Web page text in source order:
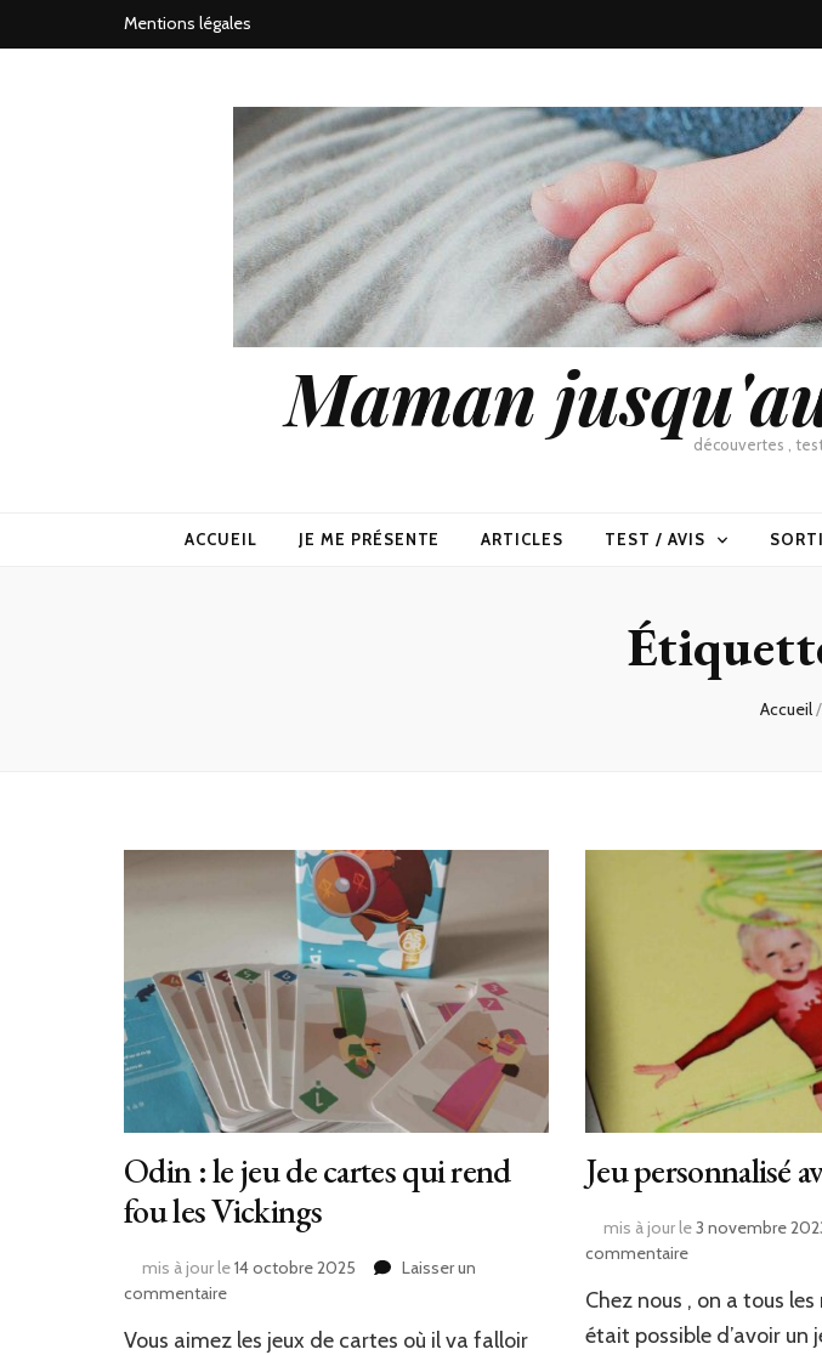
Mentions légales
Maman découvertes ,
ACCUEIL JE ME PRÉSENTE ARTICLES TEST / AVIS
Accueil/
Odin : le jeu de cartes qui rend
fou les Vickings
mis à jour le14 octobre 2025
Laisser un
commentairesur
:
Vous aimez les jeux de cartes où il va falloir
Jeu personnalisé
mis à jour le3 novembre
commentairesur
personnalisé
avec
Chez nous , on a tous
était possible d’avoir un